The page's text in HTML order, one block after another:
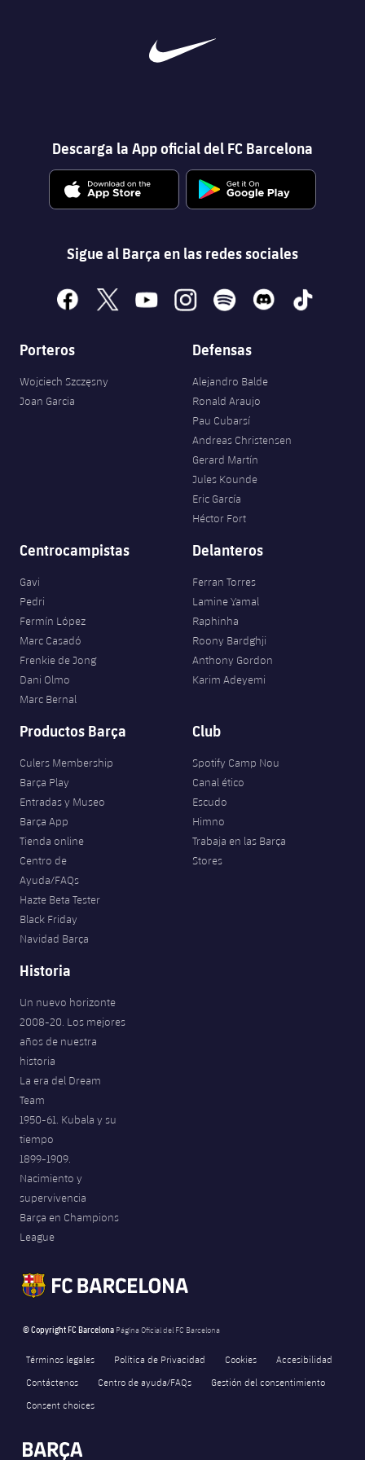
Descarga la App oficial del FC Barcelona
Sigue al Barça en las redes sociales
facebook
x youtubeinstagramspotify discord tiktok
Porteros
Wojciech Szczęsny
Joan Garcia
Defensas
Alejandro Balde
Ronald Araujo
Pau Cubarsí
Andreas Christensen
Gerard Martín
Jules Kounde
Eric García
Héctor Fort
Centrocampistas
Gavi
Pedri
Fermín López
Marc Casadó
Frenkie de Jong
Dani Olmo
Marc Bernal
Delanteros
Ferran Torres
Lamine Yamal
Raphinha
Roony Bardghji
Anthony Gordon
Karim Adeyemi
Productos Barça
Culers Membership
Barça Play
Entradas y Museo
Barça App
Tienda online
Centro de
Ayuda/FAQs
Hazte Beta Tester
Black Friday
Navidad Barça
Club
Spotify Camp Nou
Canal ético
Escudo
Himno
Trabaja en las Barça
Stores
Historia
Un nuevo horizonte
2008-20. Los mejores
años de nuestra
historia
La era del Dream
Team
1950-61. Kubala y su
tiempo
1899-1909.
Nacimiento y
supervivencia
Barça en Champions
League
© Copyright FC Barcelona Página Oficial del FC Barcelona
Términos legales Política de Privacidad Cookies
Accesibilidad
Contáctenos
Centro de ayuda/FAQs
Gestión del consentimiento
Consent choices